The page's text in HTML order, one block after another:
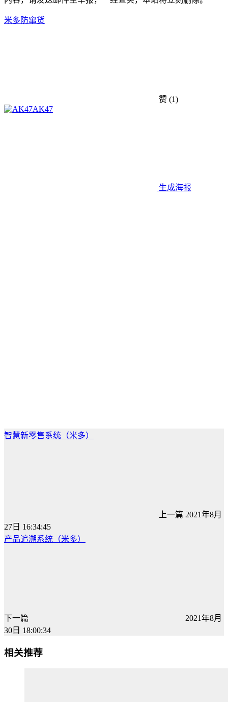
米多 防窜货
赞 (1)
AK47
生成海报
智慧新零售系统（米多）
上一篇 2021年8月
27日 16:34:45
产品追溯系统（米多）
下一篇
2021年8月
30日 18:00:34
相关推荐